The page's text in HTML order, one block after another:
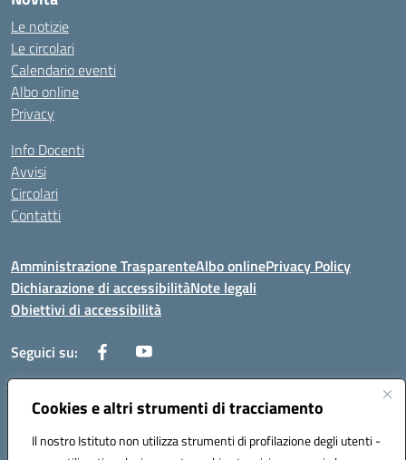
Cookies e altri strumenti di tracciamento
Il nostro Istituto non utilizza strumenti di profilazione degli utenti -
Le notizie
Le circolari
Calendario eventi
Albo online
Privacy
Info Docenti
Avvisi
Circolari
Contatti
Amministrazione TrasparenteAlbo onlinePrivacy Policy
Dichiarazione di accessibilitàNote legali
Obiettivi di accessibilità
Seguici su:
Corso Roma, 1 71100 FOGGIA (FG)
Codice meccanografico: FGPM03000E